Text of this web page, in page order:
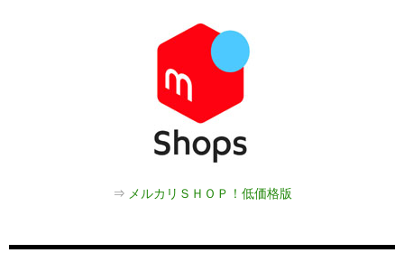
⇒ メルカリＳＨＯＰ！低価格版